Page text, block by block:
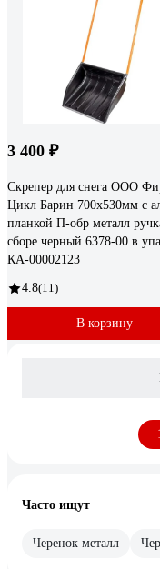
3 400 ₽
Скрепер для снега ООО
Цикл Барин 700х530мм с
планкой П-обр металл
сборе черный 6378-00 в
КА-00002123
4.8(11)
В корзину
1
Часто ищут
Черенок металл